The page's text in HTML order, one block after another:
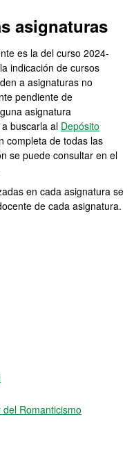
asignaturas
es la del curso 2024-
indicación de cursos
a asignaturas no
pendiente de
asignatura
buscarla al Depósito
completa de todas las
se puede consultar en el
en cada asignatura se
de cada asignatura.
Romanticismo